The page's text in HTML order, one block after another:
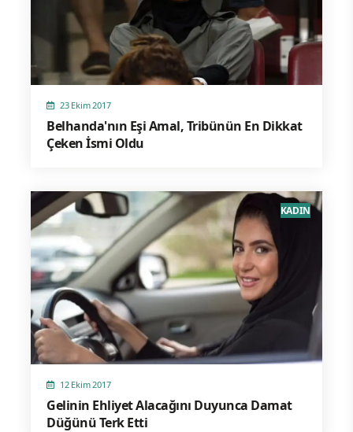
23 Ekim 2017
Belhanda'nın Eşi Amal, Tribünün En Dikkat
Çeken İsmi Oldu
12 Ekim 2017
Gelinin Ehliyet Alacağını Duyunca Damat
Düğünü Terk Etti
KADIN